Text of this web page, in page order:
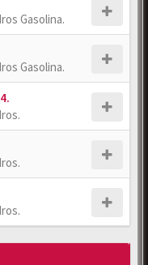
Gasolina.
Gasolina.